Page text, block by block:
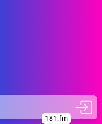
181.fm